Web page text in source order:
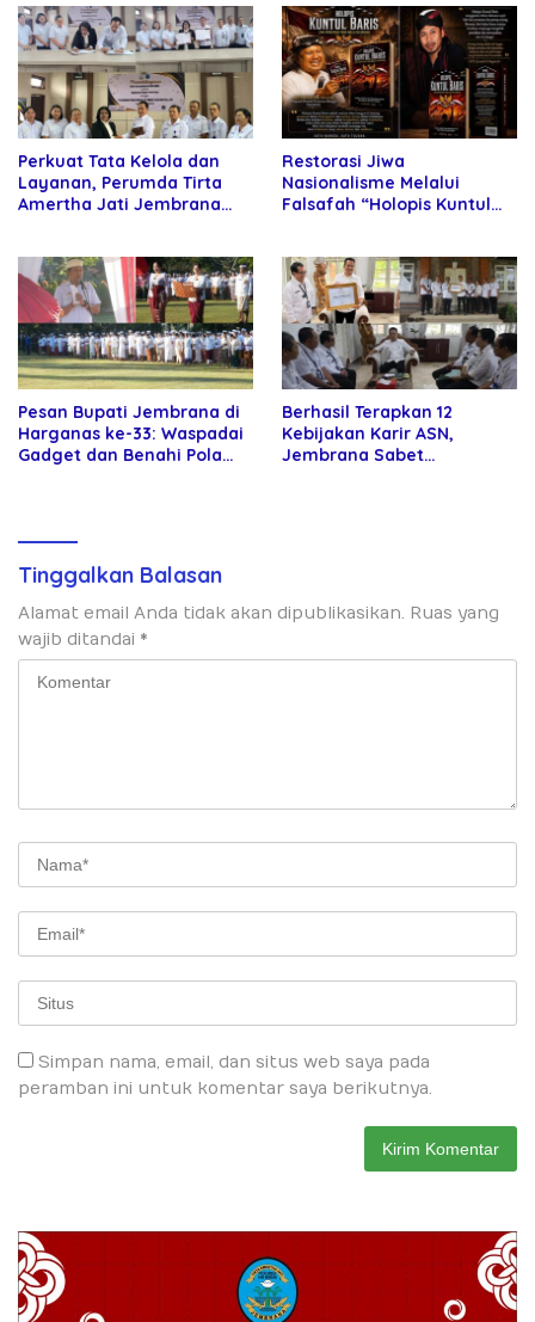
Perkuat Tata Kelola dan
Layanan, Perumda Tirta
Amertha Jati Jembrana
Restorasi Jiwa
Nasionalisme Melalui
Falsafah “Holopis Kuntul
Pesan Bupati Jembrana di
Harganas ke-33: Waspadai
Gadget dan Benahi Pola
Berhasil Terapkan 12
Kebijakan Karir ASN,
Jembrana Sabet
Tinggalkan Balasan
Alamat email Anda tidak akan dipublikasikan. Ruas yang
wajib ditandai *
Simpan nama, email, dan situs web saya pada
peramban ini untuk komentar saya berikutnya.